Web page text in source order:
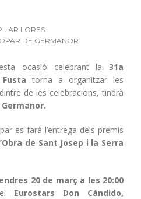
LORES
DE GERMANOR
ocasió celebrant la 31a
torna a organitzar les
de les celebracions, tindrà
es farà l’entrega dels premis
de Sant Josep i la Serra
20 de març a les 20:00
Eurostars Don Cándido,